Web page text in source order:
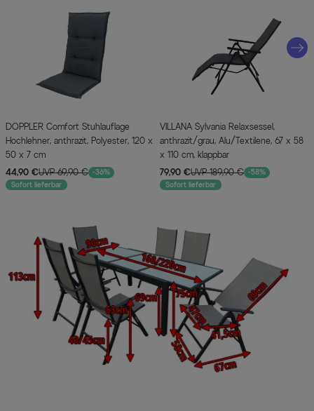
DOPPLER Comfort Stuhlauflage
Hochlehner, anthrazit, Polyester, 120 x
50 x 7 cm
44,90 €UVP 69,90 € -36%
Sofort lieferbar
VILLANA Sylvania Relaxsessel,
anthrazit/grau, Alu/Textilene, 67 x 58
x 110 cm, klappbar
79,90 €UVP 189,90 € -58%
Sofort lieferbar